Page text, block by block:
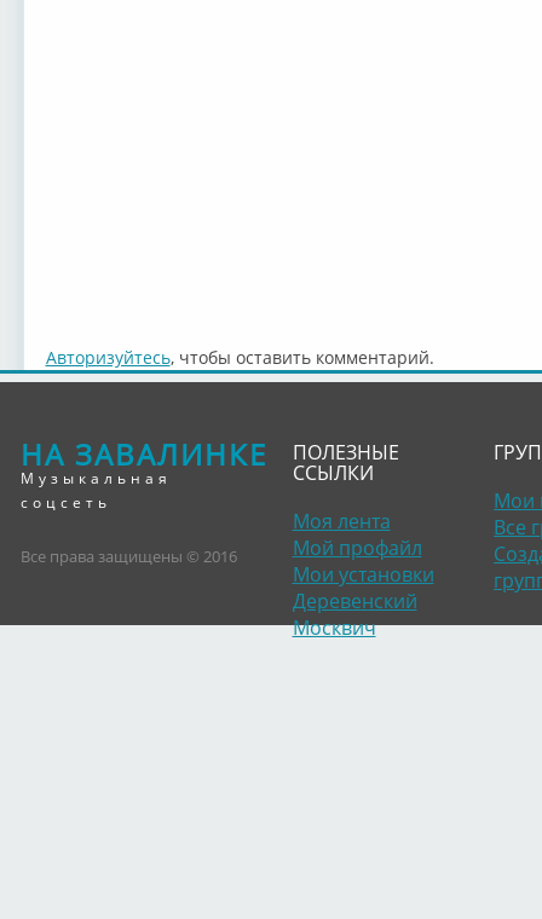
Авторизуйтесь, чтобы оставить комментарий.
НА ЗАВАЛИНКЕ
Музыкальная
соцсеть
Все права защищены © 2016
ПОЛЕЗНЫЕ
ССЫЛКИ
Моя лента
Мой профайл
Мои установки
Деревенский
Москвич
Мои
Все